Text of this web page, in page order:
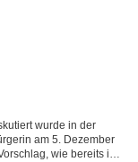
wurde in der
am 5. Dezember
wie bereits in